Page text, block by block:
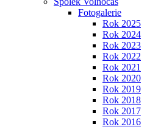
Fotogalerie
Rok 2025
Rok 2024
Rok 2023
Rok 2022
Rok 2021
Rok 2020
Rok 2019
Rok 2018
Rok 2017
Rok 2016